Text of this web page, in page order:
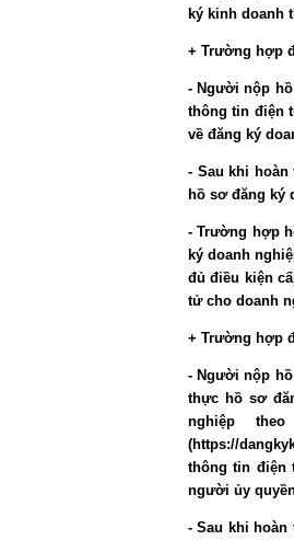
ký kinh doanh
+ Trường hợp
- Người nộp
thông tin điện
về đăng ký
- Sau khi
hồ sơ đăng ký
- Trường hợp
ký doanh
đủ điều kiện
tử cho doanh
+ Trường hợp
- Người nộp
thực hồ sơ
nghiệp
(https://
thông tin điện
người ủy
- Sau khi